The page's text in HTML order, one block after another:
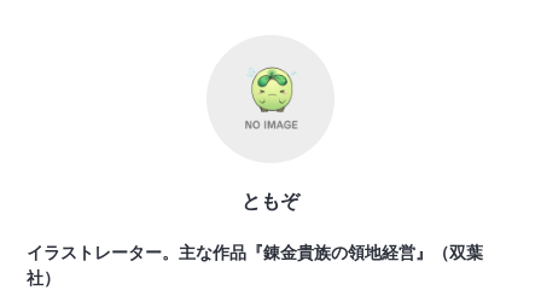
ともぞ
イラストレーター。主な作品『錬金貴族の領地経営』（双葉
社）